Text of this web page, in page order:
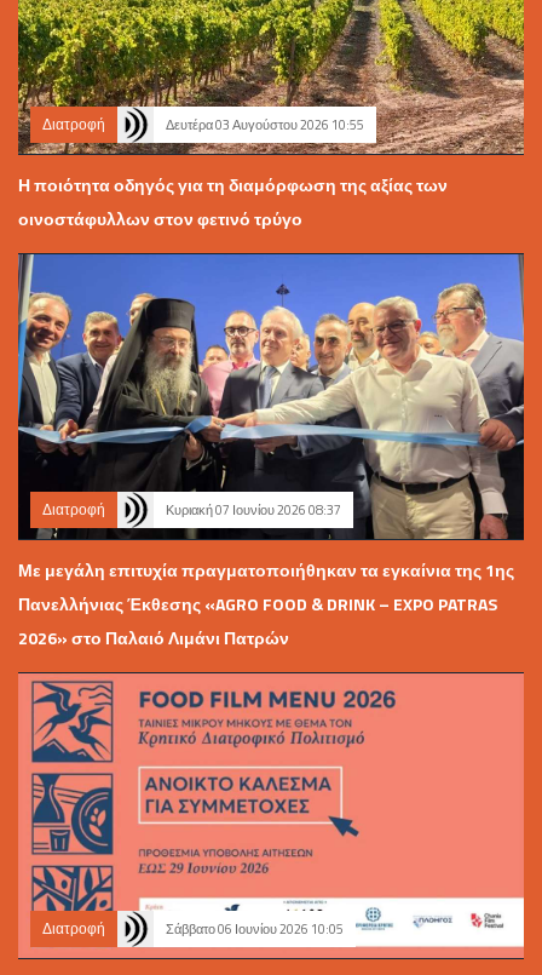
Διατροφή Δευτέρα 03 Αυγούστου 2026 10:55
Η ποιότητα οδηγός για τη διαμόρφωση της αξίας των
οινοστάφυλλων στον φετινό τρύγο
Διατροφή Κυριακή 07 Ιουνίου 2026 08:37
Με μεγάλη επιτυχία πραγματοποιήθηκαν τα εγκαίνια της 1ης
Πανελλήνιας Έκθεσης «AGRO FOOD & DRINK – EXPO PATRAS
2026» στο Παλαιό Λιμάνι Πατρών
Διατροφή Σάββατο 06 Ιουνίου 2026 10:05